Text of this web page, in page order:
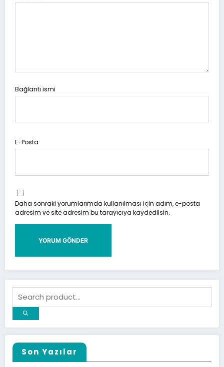
Bağlantı ismi
E-Posta
Daha sonraki yorumlarımda kullanılması için adım, e-posta
adresim ve site adresim bu tarayıcıya kaydedilsin.
Son Yazılar